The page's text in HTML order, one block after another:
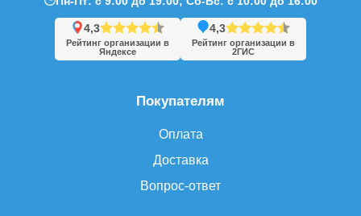
Покупателям
Оплата
Доставка
Вопрос-ответ
4,3
Рейтинг организации в
Яндексе
4,3
Рейтинг организации в
2ГИС